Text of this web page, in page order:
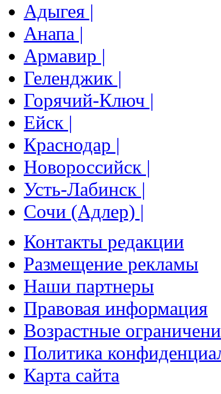
Адыгея |
Анапа |
Армавир |
Геленджик |
Горячий-Ключ |
Ейск |
Краснодар |
Новороссийск |
Усть-Лабинск |
Сочи (Адлер) |
Контакты редакции
Размещение рекламы
Наши партнеры
Правовая информация
Возрастные
Политика
Карта сайта